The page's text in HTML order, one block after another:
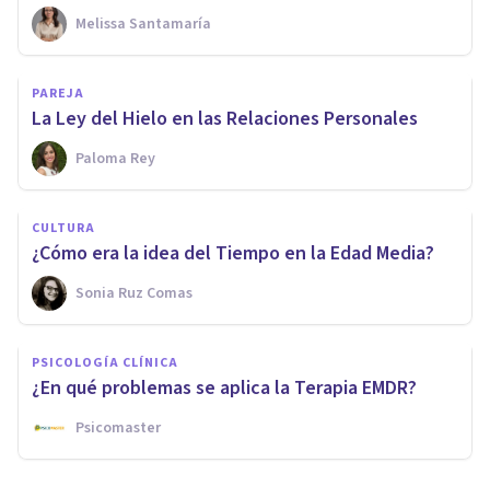
Melissa Santamaría
PAREJA
La Ley del Hielo en las Relaciones Personales
Paloma Rey
CULTURA
¿Cómo era la idea del Tiempo en la Edad Media?
Sonia Ruz Comas
PSICOLOGÍA CLÍNICA
¿En qué problemas se aplica la Terapia EMDR?
Psicomaster